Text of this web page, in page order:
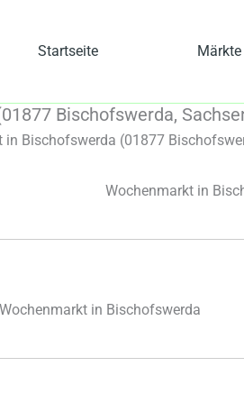
Startseite Märkte
Bischofswerda,
in Bischofswerda (01877
Wochenmarkt in
in Bischofswerda